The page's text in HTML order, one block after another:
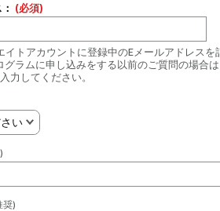
(必須)
イトアカウントに登録中のEメールアドレスを
グラムに申し込みをする以前のご質問の場合
力してください。
い
奨)